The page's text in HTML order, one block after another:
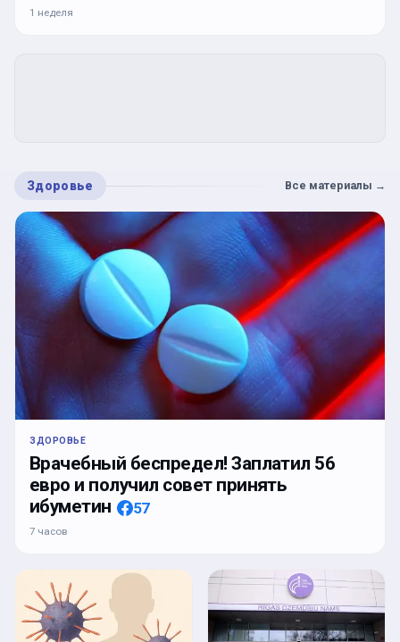
1 неделя
Здоровье Все материалы →
ЗДОРОВЬЕ
Врачебный беспредел! Заплатил 56
евро и получил совет принять
ибуметин
57
7 часов